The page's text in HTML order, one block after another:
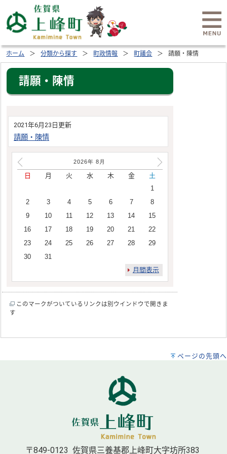
ホーム 分類から探す 町政情報 町議会 請願・陳情
請願・陳情
2021年6月23日更新
請願・陳情
2026年 8 月
日 月 火 水 木 金
土
1
2
3 4 5 6 7
8
9
10 11 12 13 14
15
16
17 18 19 20 21
22
23
24 25 26 27 28
29
30
31
月間表示
このマークがついているリンクは別ウインドウで開きま
す
ページの先頭へ
〒849-0123 佐賀県三養基郡上峰町大字坊所383